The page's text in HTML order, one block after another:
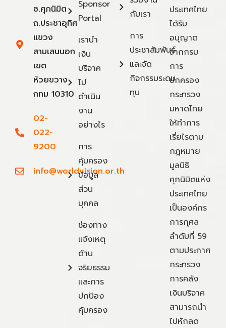
ซ.ศุภนิมิต
ถ.ประชาอุทิศ
แขวง
สามเสนนอก
เขต
ห้วยขวาง
กทม 10310
02-
022-
9200
info@worldvision.or.th
Sponsor
Portal
เรานำ
เงิน
บริจาค
ไป
ดำเนิน
งาน
อย่างไร
การ
คุ้มครอง
ข้อมูล
ส่วน
บุคคล
ช่องทาง
แจ้งเหตุ
ด้าน
จริยธรรม
และการ
ปกป้อง
คุ้มครอง
กับเรา
การ
ประชาสัมพันธ์
และจัด
กิจกรรมระดม
ทุน
ประเทศไทย
ได้รับ
อนุญาต
จากกรม
การ
ปกครอง
กระทรวง
มหาดไทย
ให้ทำการ
เรี่ยไรตาม
กฎหมาย
มูลนิธิ
ศุภนิมิตแห่ง
ประเทศไทย
เป็นองค์กร
การกุศล
ลำดับที่ 59
ตามประกาศ
กระทรวง
การคลัง
เงินบริจาค
สามารถนำ
ไปหักลด